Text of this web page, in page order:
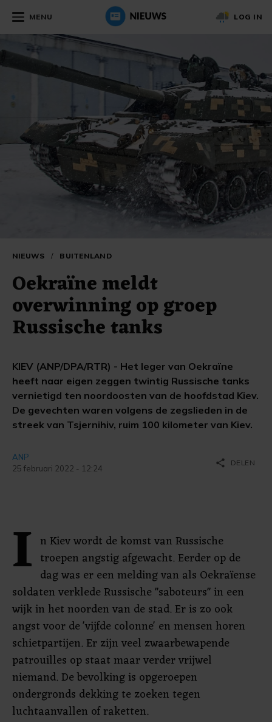
MENU LOG IN
NIEUWS / BUITENLAND
Oekraïne meldt
overwinning op groep
Russische tanks
KIEV (ANP/DPA/RTR) - Het leger van Oekraïne
heeft naar eigen zeggen twintig Russische tanks
vernietigd ten noordoosten van de hoofdstad Kiev.
De gevechten waren volgens de zegslieden in de
streek van Tsjernihiv, ruim 100 kilometer van Kiev.
ANP
25 februari 2022 - 12:24
share DELEN
I n Kiev wordt de komst van Russische
troepen angstig afgewacht. Eerder op de
dag was er een melding van als Oekraïense
soldaten verklede Russische "saboteurs" in een
wijk in het noorden van de stad. Er is zo ook
angst voor de 'vijfde colonne' en mensen horen
schietpartijen. Er zijn veel zwaarbewapende
patrouilles op staat maar verder vrijwel
niemand. De bevolking is opgeroepen
ondergronds dekking te zoeken tegen
luchtaanvallen of raketten.